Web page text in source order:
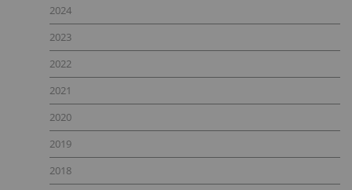
2024
2023
2022
2021
2020
2019
2018